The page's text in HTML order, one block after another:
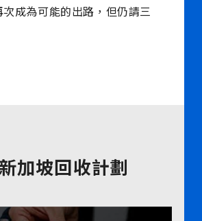
成為可能的出路，但仍請三
加坡回收計劃